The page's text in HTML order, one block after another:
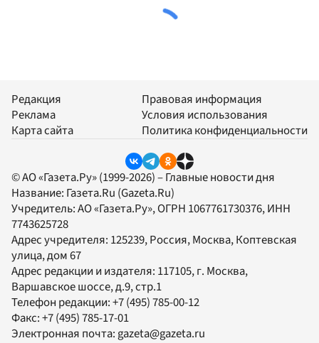
Редакция
Реклама
Карта сайта
Правовая информация
Условия использования
Политика конфиденциальности
© АО «Газета.Ру» (1999-2026) – Главные новости дня
Название: Газета.Ru (Gazeta.Ru)
Учредитель:АО «Газета.Ру», ОГРН 1067761730376, ИНН
7743625728
Адрес учредителя: 125239, Россия, Москва, Коптевская
улица, дом 67
Адрес редакции и издателя: 117105, г. Москва,
Варшавское шоссе, д.9, стр.1
Телефон редакции:+7 (495) 785-00-12
Факс:+7 (495) 785-17-01
Электронная почта: gazeta@gazeta.ru